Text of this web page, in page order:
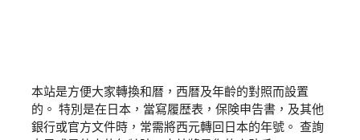
本站是方便大家轉換和暦，西暦及年齡的對照而設置
的。 特別是在日本，當寫履歴表，保険申告書，及其他
銀行或官方文件時，常需將西元轉回日本的年號。 查詢